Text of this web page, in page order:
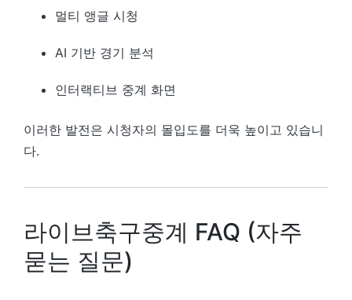
멀티 앵글 시청
AI 기반 경기 분석
인터랙티브 중계 화면
이러한 발전은 시청자의 몰입도를 더욱 높이고 있습니
다.
라이브축구중계 FAQ (자주
묻는 질문)